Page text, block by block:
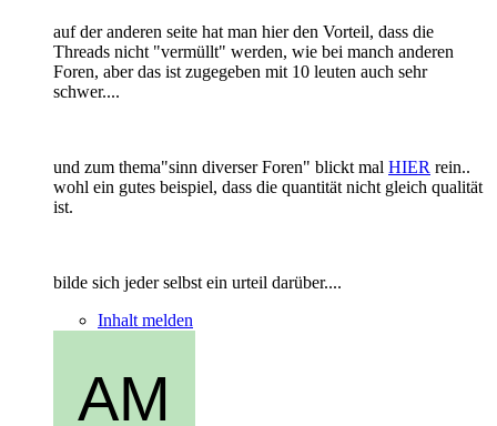
auf der anderen seite hat man hier den Vorteil, dass die
Threads nicht "vermüllt" werden, wie bei manch anderen
Foren, aber das ist zugegeben mit 10 leuten auch sehr
schwer....
und zum thema"sinn diverser Foren" blickt mal HIER rein..
wohl ein gutes beispiel, dass die quantität nicht gleich qualität
ist.
bilde sich jeder selbst ein urteil darüber....
Inhalt melden